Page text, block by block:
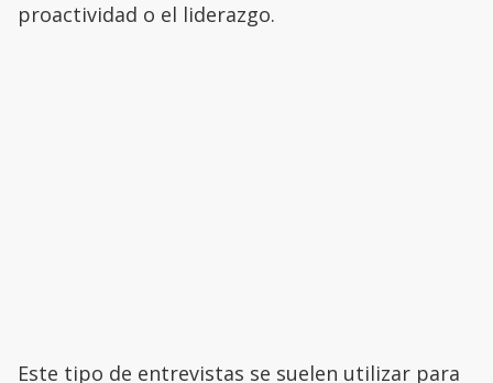
proactividad o el liderazgo.
Este tipo de entrevistas se suelen utilizar para